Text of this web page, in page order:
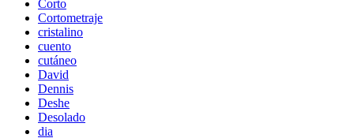
Corto
Cortometraje
cristalino
cuento
cutáneo
David
Dennis
Deshe
Desolado
dia